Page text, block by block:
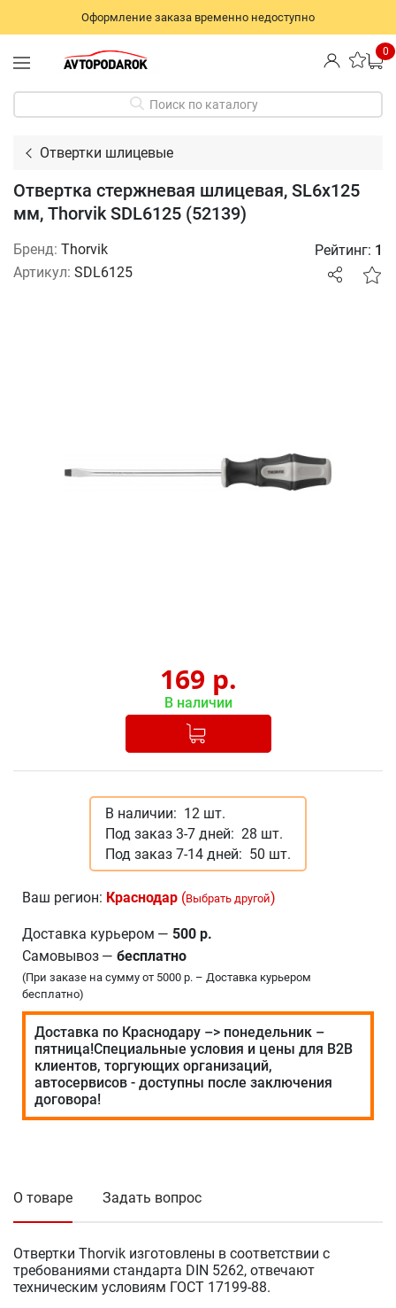
Оформление заказа временно недоступно
0
Поиск по каталогу
Отвертки шлицевые
Отвертка стержневая шлицевая, SL6х125
мм, Thorvik SDL6125 (52139)
Бренд: Thorvik
Артикул: SDL6125
Рейтинг: 1
169 р.
В наличии
Добавлено в корзину
В наличии: 12 шт.
Под заказ 3-7 дней: 28 шт.
Под заказ 7-14 дней: 50 шт.
Ваш регион: Краснодар (Выбрать другой)
Доставка курьером — 500 р.
Самовывоз — бесплатно
(При заказе на сумму от 5000 р. – Доставка курьером
бесплатно)
Доставка по Краснодару –> понедельник –
пятница!Специальные условия и цены для В2В
клиентов, торгующих организаций,
автосервисов - доступны после заключения
договора!
О товаре Задать вопрос
Отвертки Thorvik изготовлены в соответствии с
требованиями стандарта DIN 5262, отвечают
техническим условиям ГОСТ 17199-88.